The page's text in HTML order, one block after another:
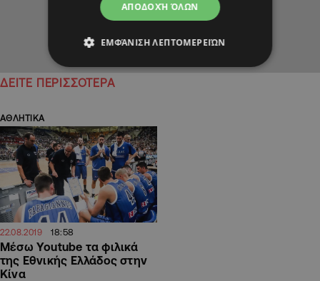
ΔΕΙΤΕ ΠΕΡΙΣΣΟΤΕΡΑ
ΑΘΛΗΤΙΚΑ
22.08.2019 18:58
Μέσω Youtube τα φιλικά
της Εθνικής Ελλάδος στην
Κίνα
ΑΠΟΔΟΧΉ ΌΛΩΝ
ΕΜΦΆΝΙΣΗ ΛΕΠΤΟΜΕΡΕΙΏΝ